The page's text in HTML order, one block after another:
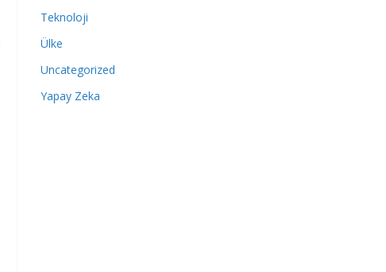
Teknoloji
Ülke
Uncategorized
Yapay Zeka